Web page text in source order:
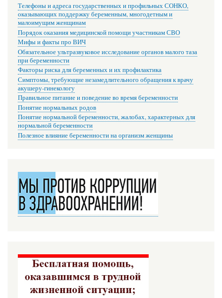
Телефоны и адреса государственных и профильных СОНКО,
оказывающих поддержку беременным, многодетным и
малоимущим женщинам
Порядок оказания медицинской помощи участникам СВО
Мифы и факты про ВИЧ
Обязательное ультразвуковое исследование органов малого таза
при беременности
Факторы риска для беременных и их профилактика
Симптомы, требующие незамедлительного обращения к врачу
акушеру-гинекологу
Правильное питание и поведение во время беременности
Понятие нормальных родов
Понятие нормальной беременности, жалобах, характерных для
нормальной беременности
Полезное влияние беременности на организм женщины